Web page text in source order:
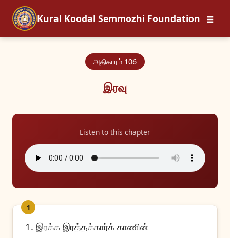
Kural Koodal Semmozhi Foundation ☰
அதிகாரம் 106
இரவு
Listen to this chapter
1
1. இரக்க இரத்தக்கார்க் காணின்